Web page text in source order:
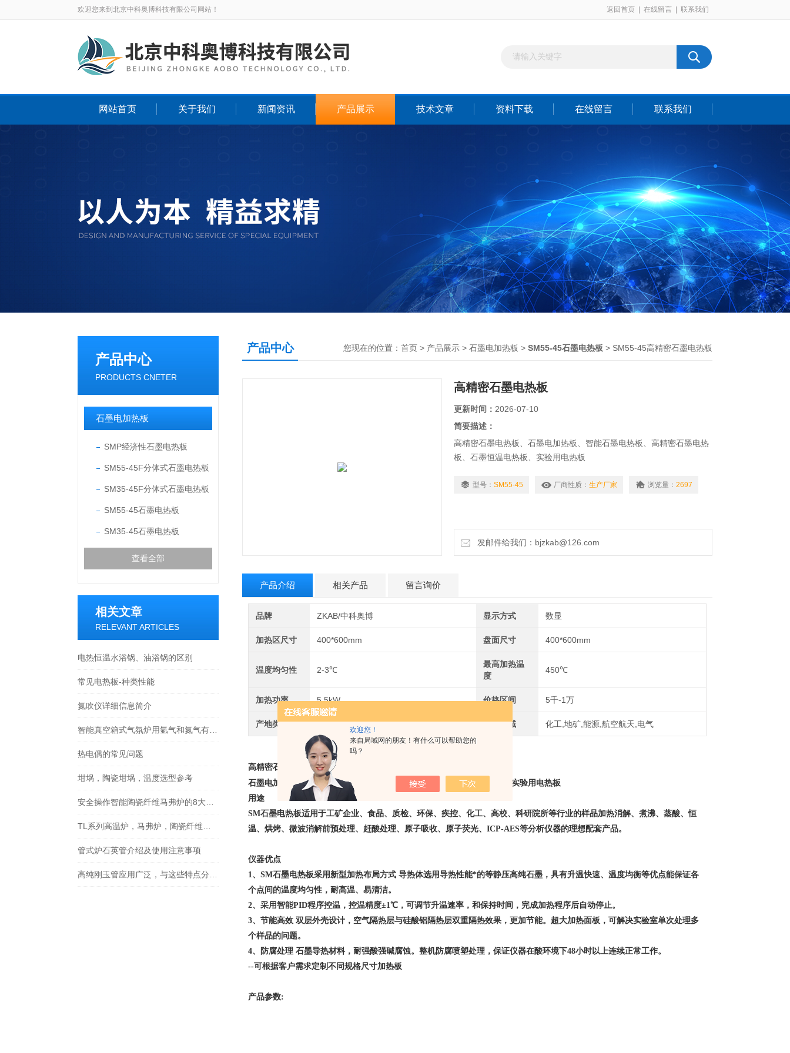
欢迎您！
来自局域网的朋友！有什么可以帮助您的
吗？
欢迎您来到北京中科奥博科技有限公司网站！ 返回首页 在线留言 联系我们
网站首页 关于我们 新闻资讯 产品展示 技术文章 资料下载 在线留言 联系我们
产品中心
PRODUCTS CNETER
石墨电加热板
SMP经济性石墨电热板
SM55-45F分体式石墨电热板
SM35-45F分体式石墨电热板
SM55-45石墨电热板
SM35-45石墨电热板
查看全部
相关文章
RELEVANT ARTICLES
电热恒温水浴锅、油浴锅的区别
常见电热板-种类性能
氮吹仪详细信息简介
热电偶的常见问题
坩埚，陶瓷坩埚，温度选型参考
管式炉石英管介绍及使用注意事项
产品中心 您现在的位置： 首页 > 产品展示 > 石墨电加热板 > SM55-45石墨电热板 > SM55-45高精密石墨电热板
高精密石墨电热板
更新时间： 2026-07-10
简要描述：
高精密石墨电热板、石墨电加热板、智能石墨电热板、高精密石墨电热
板、石墨恒温电热板、实验用电热板
SM石墨电热板适用于工矿企业、食品、质检、环保、疾控、化工、高
的理想配套产品。
型号： SM55-45 厂商性质： 生产厂家 浏览量： 2697
发邮件给我们：bjzkab@126.com
产品介绍 相关产品 留言询价
品牌 ZKAB/中科奥博 显示方式 数显
加热区尺寸 400*600mm 盘面尺寸 400*600mm
温度均匀性 2-3℃
最高加热温
度
450℃
加热功率 5.5kW 价格区间 5千-1万
产地类别 国产 应用领域 化工,地矿,能源,航空航天,电气
高精密石墨电热板 、石墨电热板
石墨电加热板、智能石墨电热板、 高精密石墨电热板 石墨恒温电热板
实验用电热板
用途
SM石墨电热板适用于工矿企业、食品、质检、环保、疾控、化工、高校、科研院所等行业的样品加热消解、煮沸、蒸酸、恒
温、烘烤、微波消解前预处理、赶酸处理、原子吸收、原子荧光、ICP-AES等分析仪器的理想配套产品。
仪器优点
1、SM石墨电热板采用新型加热布局方式 导热体选用导热性能*的等静压高纯石墨，具有升温快速、温度均衡等优点能保证各
个点间的温度均匀性，耐高温、易清洁。
2、采用智能PID程序控温，控温精度±1℃，可调节升温速率，和保持时间，完成加热程序后自动停止。
3、节能高效 双层外壳设计，空气隔热层与硅酸铝隔热层双重隔热效果，更加节能。超大加热面板，可解决实验室单次处理多
个样品的问题。
4、防腐处理 石墨导热材料，耐强酸强碱腐蚀。整机防腐喷塑处理，保证仪器在酸环境下48小时以上连续正常工作。
--可根据客户需求定制不同规格尺寸加热板
产品参数: